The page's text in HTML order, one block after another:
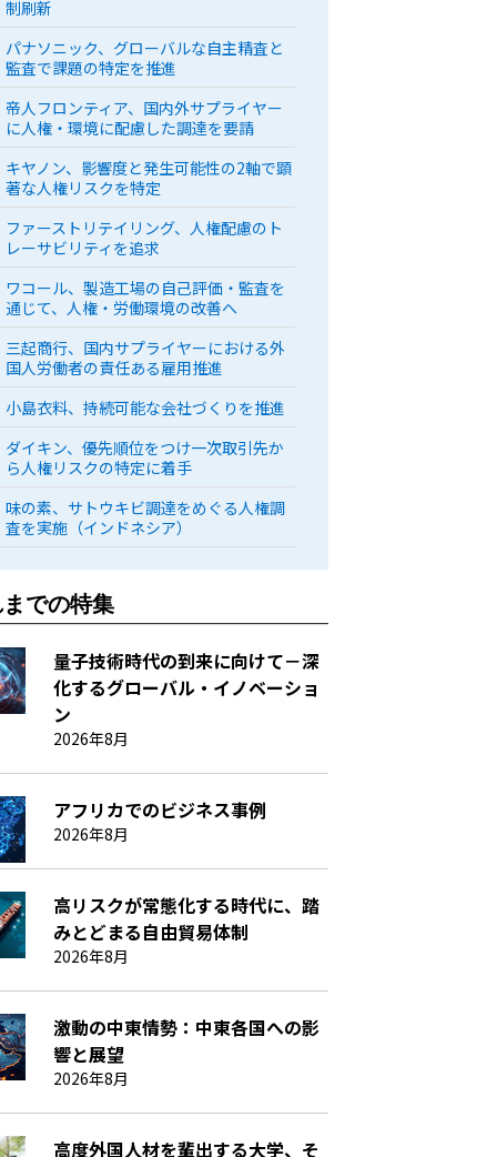
制刷新
パナソニック、グローバルな自主精査と
監査で課題の特定を推進
帝人フロンティア、国内外サプライヤー
に人権・環境に配慮した調達を要請
キヤノン、影響度と発生可能性の2軸で顕
著な人権リスクを特定
ファーストリテイリング、人権配慮のト
レーサビリティを追求
ワコール、製造工場の自己評価・監査を
通じて、人権・労働環境の改善へ
三起商行、国内サプライヤーにおける外
国人労働者の責任ある雇用推進
小島衣料、持続可能な会社づくりを推進
ダイキン、優先順位をつけ一次取引先か
ら人権リスクの特定に着手
味の素、サトウキビ調達をめぐる人権調
査を実施（インドネシア）
での特集
量子技術時代の到来に向けて－深
化するグローバル・イノベーショ
ン
2026年8月
アフリカでのビジネス事例
2026年8月
高リスクが常態化する時代に、踏
みとどまる自由貿易体制
2026年8月
激動の中東情勢：中東各国への影
響と展望
2026年8月
高度外国人材を輩出する大学、そ